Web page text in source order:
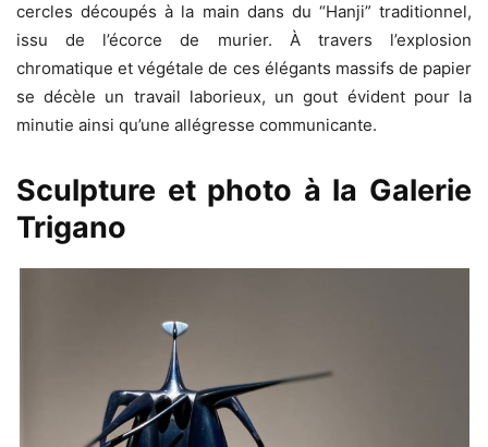
cercles découpés à la main dans du “Hanji” traditionnel,
issu de l’écorce de murier. À travers l’explosion
chromatique et végétale de ces élégants massifs de papier
se décèle un travail laborieux, un gout évident pour la
minutie ainsi qu’une allégresse communicante.
Sculpture et photo à la Galerie
Trigano